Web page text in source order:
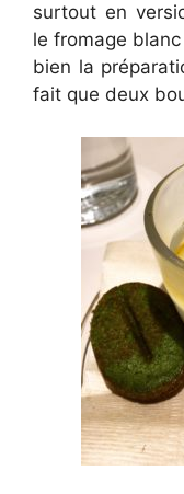
surtout en
le fromage
bien la
fait que deux